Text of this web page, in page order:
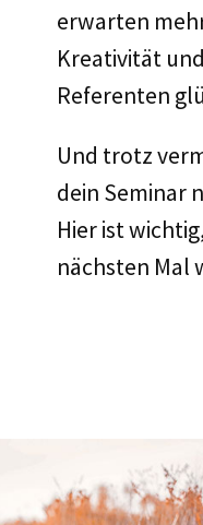
erwarten
Kreativität
Referenten
Und trotz
dein Seminar
Hier ist
nächsten Mal